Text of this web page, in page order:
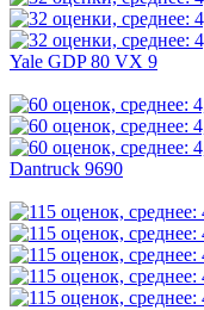
Yale GDP 80 VX 9
Dantruck 9690